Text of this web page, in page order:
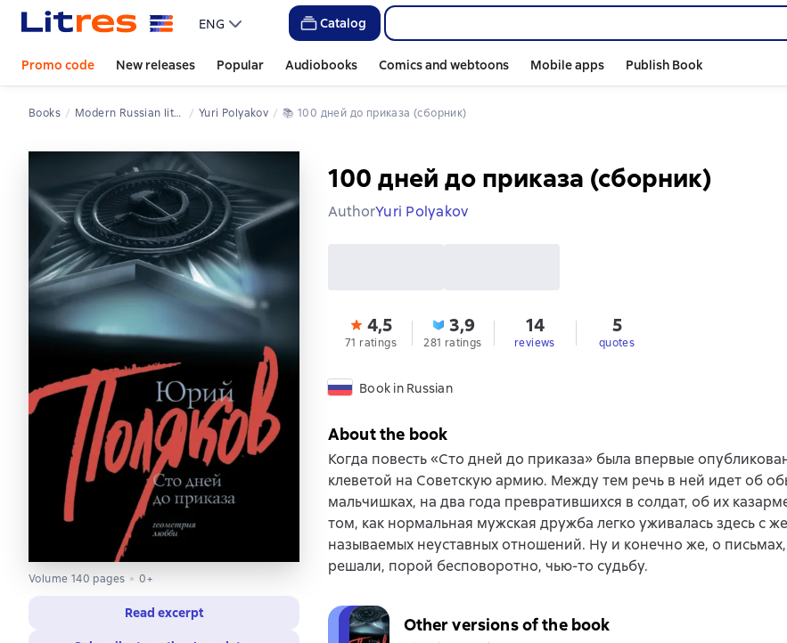
ENG Catalog
Promo code New releases Popular Audiobooks Comics and webtoons Mobile apps Publish Book
Books Modern Russian literature Yuri Polyakov 📚 100 дней до приказа (сборник)
Volume 140 pages 0+
Read excerpt
100 дней до приказа (сборник)
AuthorYuri Polyakov
4,5
71 ratings
3,9
281 ratings
14
reviews
5
quotes
Book in Russian
About the book
Когда повесть «Сто дней до приказа» была впервые
клеветой на Советскую армию. Между тем речь в ней идет об
мальчишках, на два года превратившихся в солдат, об их
том, как нормальная мужская дружба легко уживалась здесь с
называемых неуставных отношений. Ну и конечно же, о
решали, порой бесповоротно, чью-то судьбу.
Other versions of the book